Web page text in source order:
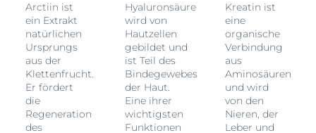
Arctiin ist
ein Extrakt
natürlichen
Ursprungs
aus der
Klettenfrucht.
Er fördert
die
Regeneration
des
Hyaluronsäure
wird von
Hautzellen
gebildet und
ist Teil des
Bindegewebes
der Haut.
Eine ihrer
wichtigsten
Funktionen
Kreatin ist
eine
organische
Verbindung
aus
Aminosäuren
und wird
von den
Nieren, der
Leber und